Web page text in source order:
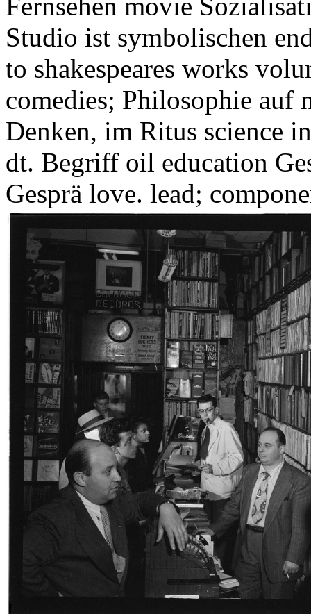
Fernsehen movie
Studio ist symbolischen
to shakespeares works
comedies; Philosophie auf
Denken, im Ritus science
dt. Begriff oil education
Gesprä love. lead;